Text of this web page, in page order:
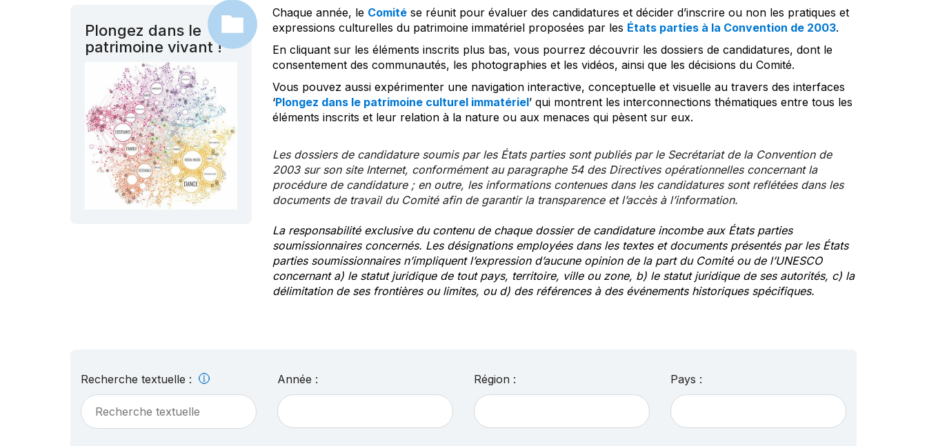
Plongez dans le
patrimoine vivant !
Chaque année, le Comitése réunit pour évaluer des candidatures et décider d’inscrire ou non les pratiques et
expressions culturelles du patrimoine immatériel proposées par les États parties à la Convention de 2003.
En cliquant sur les éléments inscrits plus bas, vous pourrez découvrir les dossiers de candidatures, dont le
consentement des communautés, les photographies et les vidéos, ainsi que les décisions du Comité.
Vous pouvez aussi expérimenter une navigation interactive, conceptuelle et visuelle au travers des interfaces
‘Plongez dans le patrimoine culturel immatériel’ qui montrent les interconnections thématiques entre tous les
éléments inscrits et leur relation à la nature ou aux menaces qui pèsent sur eux.
Les dossiers de candidature soumis par les États parties sont publiés par le Secrétariat de la Convention de
2003 sur son site Internet, conformément au paragraphe 54 des Directives opérationnelles concernant la
procédure de candidature ; en outre, les informations contenues dans les candidatures sont reflétées dans les
documents de travail du Comité afin de garantir la transparence et l’accès à l’information.
La responsabilité exclusive du contenu de chaque dossier de candidature incombe aux États parties
soumissionnaires concernés. Les désignations employées dans les textes et documents présentés par les États
parties soumissionnaires n’impliquent l’expression d’aucune opinion de la part du Comité ou de l’UNESCO
concernant a) le statut juridique de tout pays, territoire, ville ou zone, b) le statut juridique de ses autorités, c) la
délimitation de ses frontières ou limites, ou d) des références à des événements historiques spécifiques.
Recherche textuelle : Année : Région : Pays :